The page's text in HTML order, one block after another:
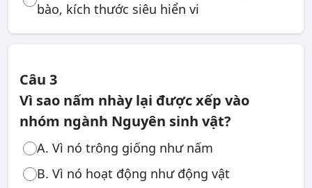
bào, kích thước siêu hiển vi
Câu 3
Vì sao nấm nhày lại được xếp vào
nhóm ngành Nguyên sinh vật?
A. Vì nó trông giống như nấm
B. Vì nó hoạt động như động vật